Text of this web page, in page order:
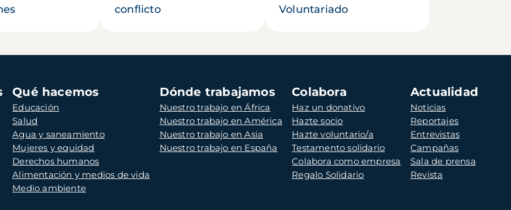
conflicto
Voluntariado
Qué hacemos
Educación
Salud
Agua y saneamiento
Mujeres y equidad
Derechos humanos
Alimentación y medios de vida
Medio ambiente
Dónde trabajamos
Nuestro trabajo en África
Nuestro trabajo en América
Nuestro trabajo en Asia
Nuestro trabajo en España
Colabora
Haz un donativo
Hazte socio
Hazte voluntario/a
Testamento solidario
Colabora como empresa
Regalo Solidario
Actualidad
Noticias
Reportajes
Entrevistas
Campañas
Sala de prensa
Revista